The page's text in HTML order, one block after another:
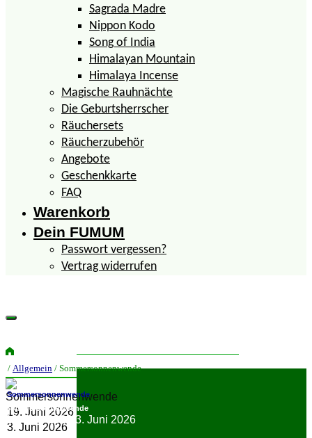
Sagrada Madre
Nippon Kodo
Song of India
Himalayan Mountain
Himalaya Incense
Magische Rauhnächte
Die Geburtsherrscher
Räuchersets
Räucherzubehör
Angebote
Geschenkkarte
FAQ
Warenkorb
Dein FUMUM
Passwort vergessen?
Vertrag widerrufen
Sommersonnenwende
19. Juni 2026 3. Juni 2026
/ Allgemein / Sommersonnenwende
Sommersonnenwende
19. Juni 2026
3. Juni 2026